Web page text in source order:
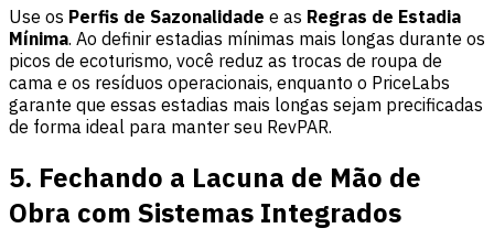
Use os Perfis de Sazonalidade e as Regras de Estadia
Mínima. Ao definir estadias mínimas mais longas durante os
picos de ecoturismo, você reduz as trocas de roupa de
cama e os resíduos operacionais, enquanto o PriceLabs
garante que essas estadias mais longas sejam precificadas
de forma ideal para manter seu RevPAR.
5. Fechando a Lacuna de Mão de
Obra com Sistemas Integrados